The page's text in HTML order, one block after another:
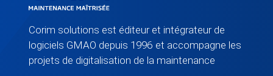
Corim solutions est éditeur et intégrateur de
logiciels GMAO depuis 1996 et accompagne les
projets de digitalisation de la maintenance